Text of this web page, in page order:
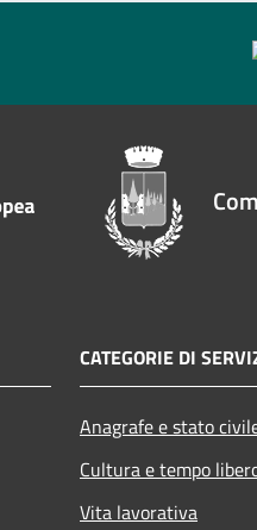
CATEGORIE DI
Anagrafe e stato
Cultura e tempo
Vita lavorativa